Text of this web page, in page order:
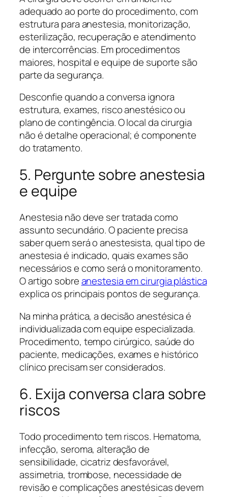
adequado ao porte do procedimento, com
estrutura para anestesia, monitorização,
esterilização, recuperação e atendimento
de intercorrências. Em procedimentos
maiores, hospital e equipe de suporte são
parte da segurança.
Desconfie quando a conversa ignora
estrutura, exames, risco anestésico ou
plano de contingência. O local da cirurgia
não é detalhe operacional; é componente
do tratamento.
5. Pergunte sobre anestesia
e equipe
Anestesia não deve ser tratada como
assunto secundário. O paciente precisa
saber quem será o anestesista, qual tipo de
anestesia é indicado, quais exames são
necessários e como será o monitoramento.
O artigo sobreanestesia em cirurgia plástica
explica os principais pontos de segurança.
Na minha prática, a decisão anestésica é
individualizada com equipe especializada.
Procedimento, tempo cirúrgico, saúde do
paciente, medicações, exames e histórico
clínico precisam ser considerados.
6. Exija conversa clara sobre
riscos
Todo procedimento tem riscos. Hematoma,
infecção, seroma, alteração de
sensibilidade, cicatriz desfavorável,
assimetria, trombose, necessidade de
revisão e complicações anestésicas devem